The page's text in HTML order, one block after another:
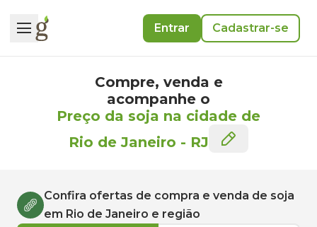
Entrar Cadastrar-se
Compre, venda e
acompanhe o
Preço da soja na cidade de
Rio de Janeiro - RJ
Confira ofertas de compra e venda de soja
em Rio de Janeiro e região